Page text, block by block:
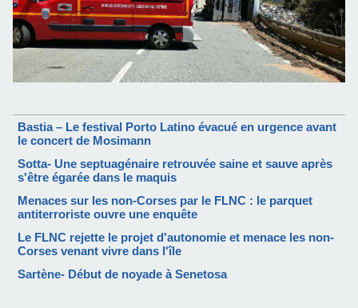
Bastia – Le festival Porto Latino évacué en urgence avant
le concert de Mosimann
Sotta- Une septuagénaire retrouvée saine et sauve après
s'être égarée dans le maquis
Menaces sur les non-Corses par le FLNC : le parquet
antiterroriste ouvre une enquête
Le FLNC rejette le projet d'autonomie et menace les non-
Corses venant vivre dans l'île
Sartène- Début de noyade à Senetosa